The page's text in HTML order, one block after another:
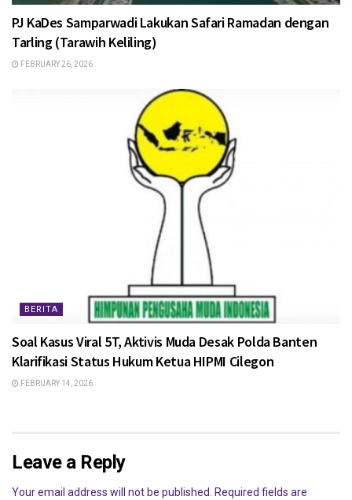
PJ KaDes Samparwadi Lakukan Safari Ramadan dengan
Tarling (Tarawih Keliling)
FEBRUARY 26, 2026
BERITA
Soal Kasus Viral 5T, Aktivis Muda Desak Polda Banten
Klarifikasi Status Hukum Ketua HIPMI Cilegon
FEBRUARY 14, 2026
Leave a Reply
Your email address will not be published. Required fields are